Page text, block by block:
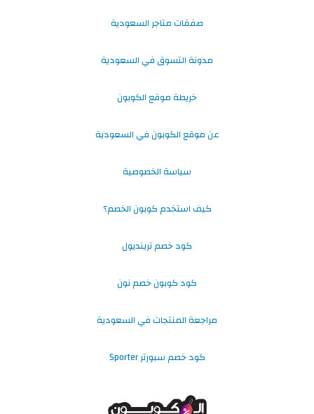
صفقات متاجر السعودية
مدونة التسوق في السعودية
خريطة موقع الكوبون
عن موقع الكوبون في السعودية
سياسة الخصوصية
كيف استخدم كوبون الخصم؟
كود خصم ترينديول
كود كوبون خصم نون
مراجعة المنتجات في السعودية
كود خصم سبورتر Sporter